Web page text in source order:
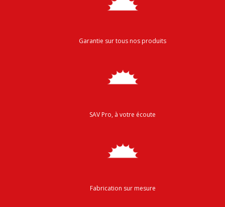
Garantie sur tous nos produits
SAV Pro, à votre écoute
Fabrication sur mesure